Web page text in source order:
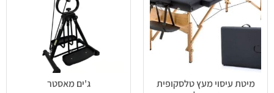
מיטת עיסוי מעץ טלסקופית
ג'ים מאסטר